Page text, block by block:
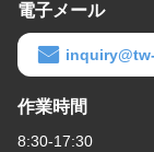
電子メール
作業時間
8:30-17:30